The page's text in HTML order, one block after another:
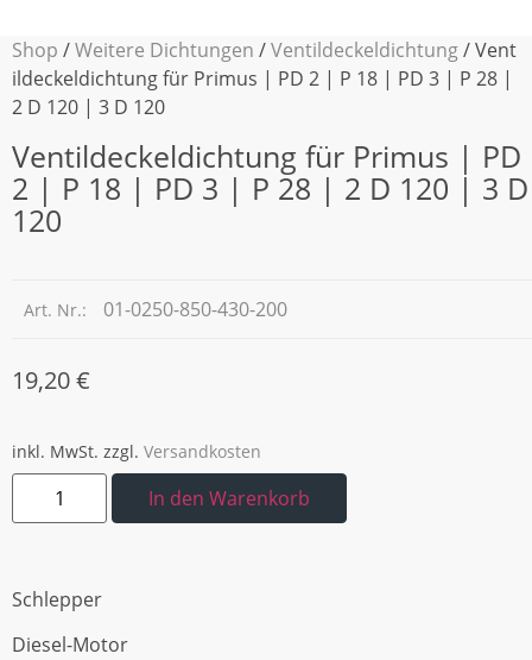
Shop /Weitere Dichtungen /Ventildeckeldichtung/ Vent
ildeckeldichtung für Primus | PD 2 | P 18 | PD 3 | P 28 |
2 D 120 | 3 D 120
Ventildeckeldichtung für Primus | PD
2 | P 18 | PD 3 | P 28 | 2 D 120 | 3 D
120
Art. Nr.: 01-0250-850-430-200
19,20€
inkl. MwSt. zzgl. Versandkosten
In den Warenkorb
Schlepper
Diesel-Motor